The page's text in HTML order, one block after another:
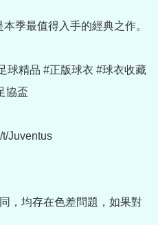
季最值得入手的經典之作。
球精品 #正版球衣 #球衣收藏
協盃
Juventus
，均存在色差問題，如果對